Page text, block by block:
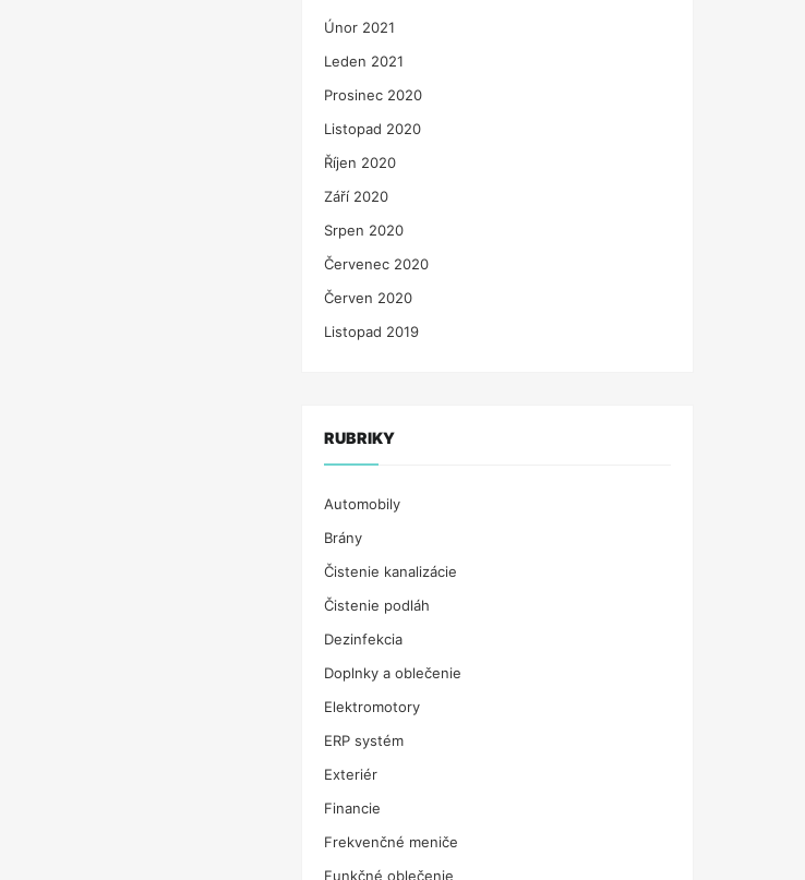
Únor 2021
Leden 2021
Prosinec 2020
Listopad 2020
Říjen 2020
Září 2020
Srpen 2020
Červenec 2020
Červen 2020
Listopad 2019
RUBRIKY
Automobily
Brány
Čistenie kanalizácie
Čistenie podláh
Dezinfekcia
Doplnky a oblečenie
Elektromotory
ERP systém
Exteriér
Financie
Frekvenčné meniče
Funkčné oblečenie